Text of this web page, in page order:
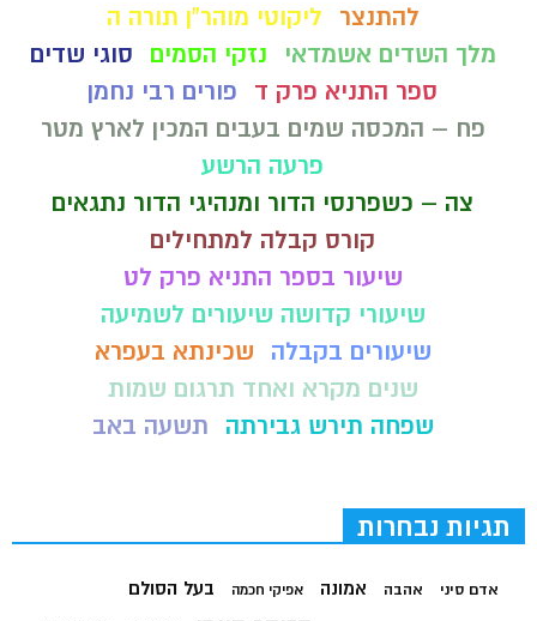
להתנצר
ליקוטי מוהר"ן תורה ה
מלך השדים אשמדאי
נזקי הסמים
סוגי שדים
ספר התניא פרק ד
פורים רבי נחמן
פח – המכסה שמים בעבים המכין לארץ מטר
פרעה הרשע
צה – כשפרנסי הדור ומנהיגי הדור נתגאים
קורס קבלה למתחילים
שיעור בספר התניא פרק לט
שיעורי קדושה שיעורים לשמיעה
שיעורים בקבלה
שכינתא בעפרא
שנים מקרא ואחד תרגום שמות
שפחה תירש גבירתה
תשעה באב
תגיות נבחרות
אדם סיני אהבה אמונה אפיקי חכמה בעל הסולם